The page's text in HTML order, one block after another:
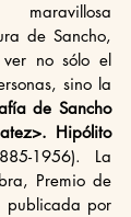
de Sancho,
no sólo el
sino la
de Sancho
Hipólito
1956). La
Premio de
publicada por